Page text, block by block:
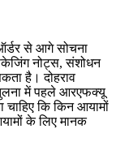
से आगे सोचना
पैकेजिंग नोट्स, संशोधन
है। दोहराव
में पहले आरएफक्यू
चाहिए कि किन आयामों
के लिए मानक